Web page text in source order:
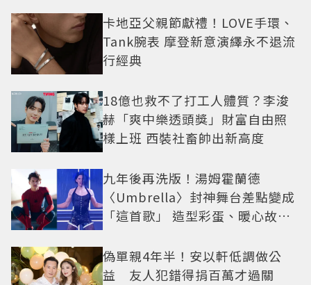
卡地亞父親節獻禮！LOVE手環、
Tank腕表 摩登新意演繹永不退流
行經典
18億也救不了打工人體質？李浚
赫「爽中樂透頭獎」財富自由照
樣上班 西裝社畜帥出新高度
九年後再洗版！湯姆霍蘭德
〈Umbrella〉封神舞台差點變成
「這首歌」 造型彩蛋、暖心故事
偽單親4年半！安以軒低調做公
益 友人犯錯得捐百萬才過關